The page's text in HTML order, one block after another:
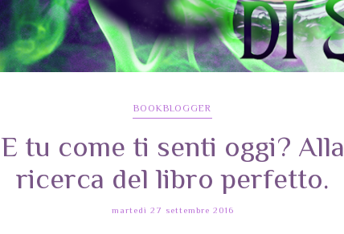
BOOKBLOGGER
E tu come ti senti oggi? Alla
ricerca del libro perfetto.
martedì 27 settembre 2016